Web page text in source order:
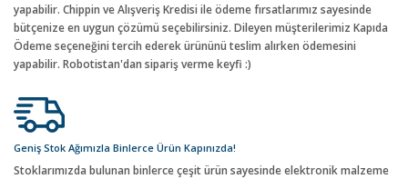
yapabilir. Chippin ve Alışveriş Kredisi ile ödeme fırsatlarımız sayesinde
bütçenize en uygun çözümü seçebilirsiniz. Dileyen müşterilerimiz Kapıda
Ödeme seçeneğini tercih ederek ürününü teslim alırken ödemesini
yapabilir. Robotistan'dan sipariş verme keyfi :)
Geniş Stok Ağımızla Binlerce Ürün Kapınızda!
Stoklarımızda bulunan binlerce çeşit ürün sayesinde elektronik malzeme